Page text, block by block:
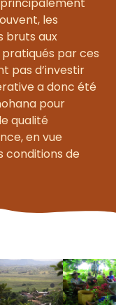
les
bruts aux
par ces
pas d’investir
a donc été
pour
qualité
en vue
conditions de